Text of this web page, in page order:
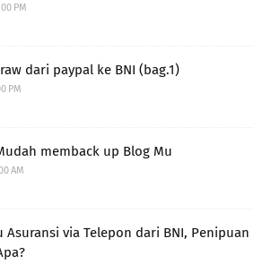
PM
dari paypal ke BNI (bag.1)
PM
memback up Blog Mu
AM
Asuransi via Telepon dari BNI, Penipuan